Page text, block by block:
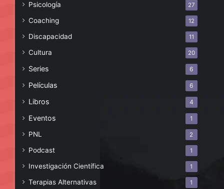
Psicología 27
Coaching 12
Discapacidad 11
Cultura 20
Series 6
Películas 6
Libros 4
Eventos 1
PNL 2
Podcast 1
Investigación Científica 1
Terapias Alternativas 1